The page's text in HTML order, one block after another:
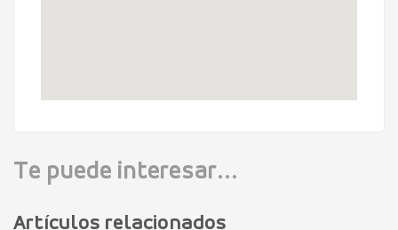
Te puede interesar...
Artículos relacionados